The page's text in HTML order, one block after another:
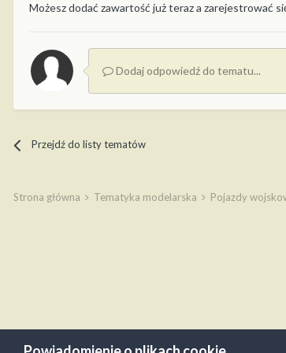
Możesz dodać zawartość już teraz a zarejestrować
Dodaj odpowiedź do tematu...
Przejdź do listy tematów
Strona główna Tematyka modelarska Pojazdy